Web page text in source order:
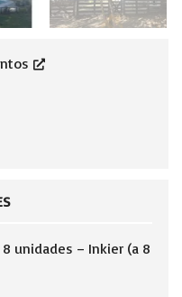
8 unidades – Inkier (a 8